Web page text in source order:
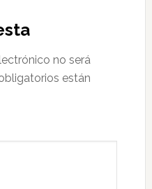
no será
están